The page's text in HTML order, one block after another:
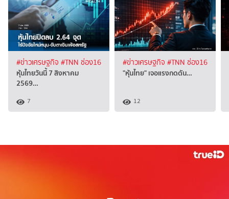
#ข่าวเศรษฐกิจ #TNN ช่อง16
หุ้นไทยวันนี้ 7 สิงหาคม
2569…
7
#ข่าวเศรษฐกิจ #TNN ช่อง16
"หุ้นไทย" เจอแรงกดดัน…
12